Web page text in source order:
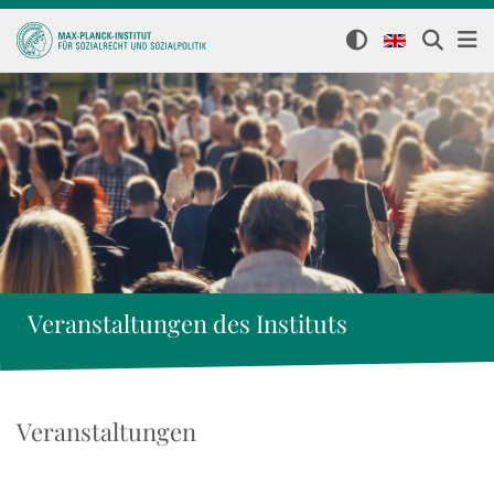
Veranstaltungen des Instituts
Veranstaltungen